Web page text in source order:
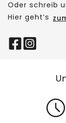
Oder schreib
Hier geht’s